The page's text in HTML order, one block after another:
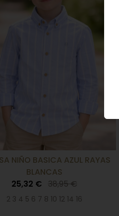
NIÑO BASICA AZUL RAYAS
BLANCAS
25,32 € 38,95 €
2 3 4 5 6 7 8 10 12 14 16